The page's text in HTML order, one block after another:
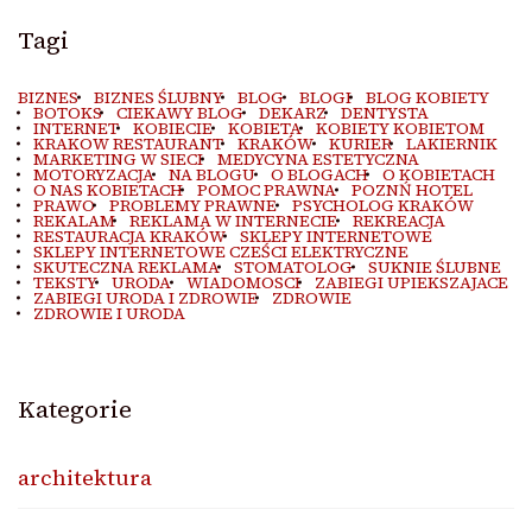
Tagi
BIZNES BIZNES ŚLUBNY BLOG BLOGI BLOG KOBIETY
BOTOKS CIEKAWY BLOG DEKARZ DENTYSTA
INTERNET KOBIECIE KOBIETA KOBIETY KOBIETOM
KRAKOW RESTAURANT KRAKÓW KURIER LAKIERNIK
MARKETING W SIECI MEDYCYNA ESTETYCZNA
MOTORYZACJA NA BLOGU O BLOGACH O KOBIETACH
O NAS KOBIETACH POMOC PRAWNA POZNŃ HOTEL
PRAWO PROBLEMY PRAWNE PSYCHOLOG KRAKÓW
REKALAM REKLAMA W INTERNECIE REKREACJA
RESTAURACJA KRAKÓW SKLEPY INTERNETOWE
SKLEPY INTERNETOWE CZEŚCI ELEKTRYCZNE
SKUTECZNA REKLAMA STOMATOLOG SUKNIE ŚLUBNE
TEKSTY URODA WIADOMOSCI ZABIEGI UPIEKSZAJACE
ZABIEGI URODA I ZDROWIE ZDROWIE
ZDROWIE I URODA
Kategorie
architektura